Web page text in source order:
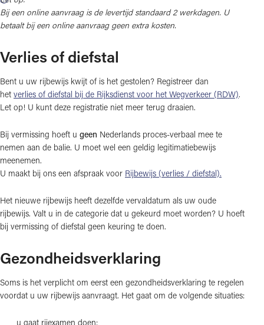
Bij een online aanvraag is de levertijd standaard 2 werkdagen. U
betaalt bij een online aanvraag geen extra kosten.
Verlies of diefstal
Bent u uw rijbewijs kwijt of is het gestolen? Registreer dan
het verlies of diefstal bij de Rijksdienst voor het Wegverkeer (RDW).
Let op! U kunt deze registratie niet meer terug draaien.
Bij vermissing hoeft u geen Nederlands proces-verbaal mee te
nemen aan de balie. U moet wel een geldig legitimatiebewijs
meenemen.
U maakt bij ons een afspraak voor Rijbewijs (verlies / diefstal).
Het nieuwe rijbewijs heeft dezelfde vervaldatum als uw oude
rijbewijs. Valt u in de categorie dat u gekeurd moet worden? U hoeft
bij vermissing of diefstal geen keuring te doen.
Gezondheidsverklaring
Soms is het verplicht om eerst een gezondheidsverklaring te regelen
voordat u uw rijbewijs aanvraagt. Het gaat om de volgende situaties:
u gaat rijexamen doen;